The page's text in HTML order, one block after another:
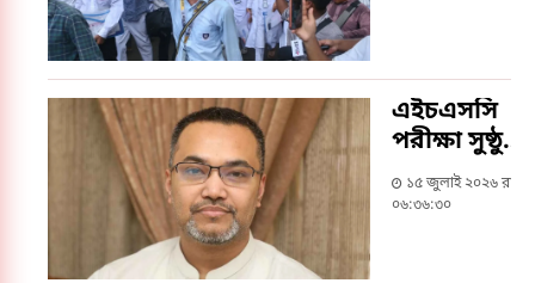
এইচএসসি
পরীক্ষা সুষ্ঠু
করতে
সরকারের
১৫ জুলাই ২০২৬ রাত
০৬:৩৬:৩০